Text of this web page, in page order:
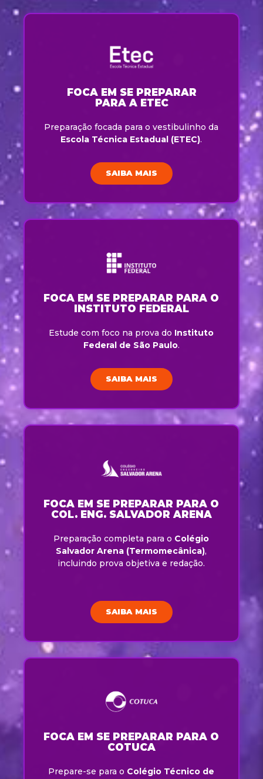
FOCA EM SE PREPARAR
PARA A ETEC
Preparação focada para o vestibulinho da
Escola Técnica Estadual (ETEC).
SAIBA MAIS
FOCA EM SE PREPARAR PARA O
INSTITUTO FEDERAL
Estude com foco na prova do Instituto
Federal de São Paulo.
SAIBA MAIS
FOCA EM SE PREPARAR PARA O
COL. ENG. SALVADOR ARENA
Preparação completa para o Colégio
Salvador Arena (Termomecânica),
incluindo prova objetiva e redação.
SAIBA MAIS
FOCA EM SE PREPARAR PARA O
COTUCA
Prepare-se para o Colégio Técnico de